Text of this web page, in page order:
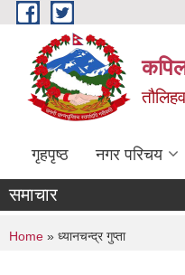
Skip to main content
गृहपृष्ठ नगर परिचय
समाचार
You are here
Home » ध्यानचन्द्र गुप्ता